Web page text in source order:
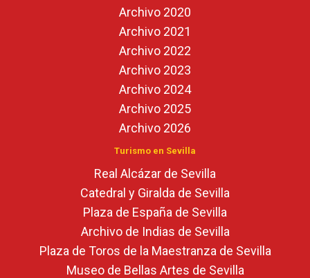
Archivo 2020
Archivo 2021
Archivo 2022
Archivo 2023
Archivo 2024
Archivo 2025
Archivo 2026
Turismo en Sevilla
Real Alcázar de Sevilla
Catedral y Giralda de Sevilla
Plaza de España de Sevilla
Archivo de Indias de Sevilla
Plaza de Toros de la Maestranza de Sevilla
Museo de Bellas Artes de Sevilla